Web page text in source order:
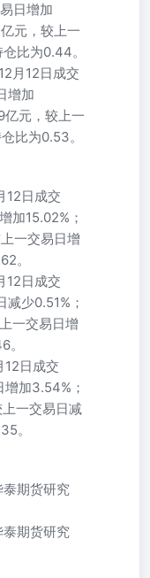
日增加
元，较上一
比为0.44。
月12日成交
增加
元，较上一
比为0.53。
12日成交
加15.02%；
一交易日增
。
12日成交
少0.51%；
一交易日增
12日成交
加3.54%；
一交易日减
。
期货研究
期货研究